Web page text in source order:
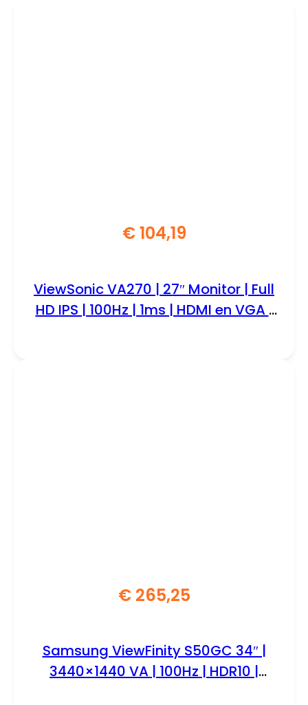
€104,19
ViewSonic VA270 | 27″ Monitor | Full
HD IPS | 100Hz | 1ms | HDMI en VGA |
€265,25
Samsung ViewFinity S50GC 34″ |
3440×1440 VA | 100Hz | HDR10 |